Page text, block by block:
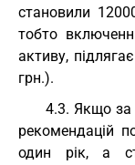
становили
тобто
активу,
грн.).
4.3. Якщо за
рекомендацій
один рік, а